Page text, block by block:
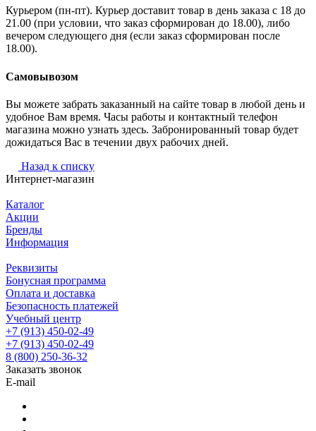
Курьером (пн-пт). Курьер доставит товар в день заказа с 18 до
21.00 (при условии, что заказ сформирован до 18.00), либо
вечером следующего дня (если заказ сформирован после
18.00).
Самовывозом
Вы можете забрать заказанный на сайте товар в любой день и
удобное Вам время. Часы работы и контактный телефон
магазина можно узнать здесь. Забронированный товар будет
дожидаться Вас в течении двух рабочих дней.
Назад к списку
Интернет-магазин
Каталог
Акции
Бренды
Информация
Реквизиты
Бонусная программа
Оплата и доставка
Безопасность платежей
Учебный центр
+7 (913) 450-02-49
+7 (913) 450-02-49
8 (800) 250-36-32
Заказать звонок
E-mail